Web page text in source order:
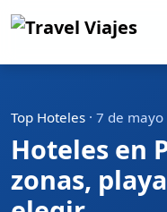
Top Hoteles · 7 de mayo
Hoteles en
zonas,